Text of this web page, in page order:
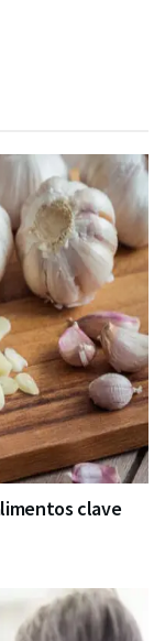
clave